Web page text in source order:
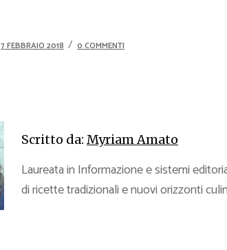
7 FEBBRAIO 2018 0 COMMENTI
Scritto da: Myriam Amato
Laureata in Informazione e sistemi
di ricette tradizionali e nuovi orizzonti